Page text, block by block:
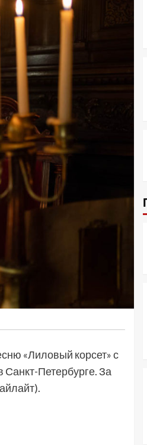
«Лиловый корсет» с
Санкт-Петербурге. За